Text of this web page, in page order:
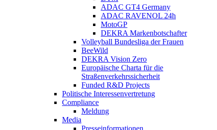
ADAC GT4 Germany
ADAC RAVENOL 24h
MotoGP
DEKRA Markenbotschafter
Volleyball Bundesliga der Frauen
BeeWild
DEKRA Vision Zero
Europäische Charta für die
Straßenverkehrssicherheit
Funded R&D Projects
Politische Interessenvertretung
Compliance
Meldung
Media
Presseinformationen